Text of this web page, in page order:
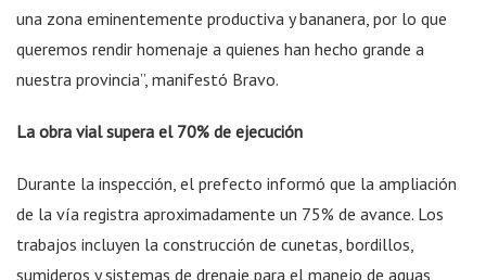
una zona eminentemente productiva y bananera, por lo que
queremos rendir homenaje a quienes han hecho grande a
nuestra provincia”, manifestó Bravo.
La obra vial supera el 70% de ejecución
Durante la inspección, el prefecto informó que la ampliación
de la vía registra aproximadamente un 75% de avance. Los
trabajos incluyen la construcción de cunetas, bordillos,
sumideros y sistemas de drenaje para el manejo de aguas